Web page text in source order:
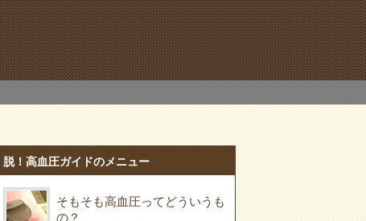
脱！高血圧ガイドのメニュー
そもそも高血圧ってどういうも
の？